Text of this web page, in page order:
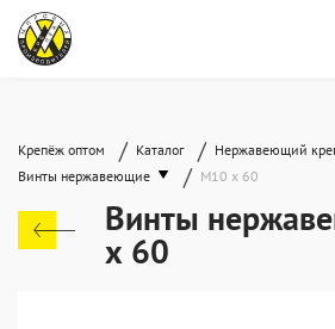
Крепёж оптом / Каталог / Нержавеющий
Винты нержавеющие / М10 х 60
Винты
х 60